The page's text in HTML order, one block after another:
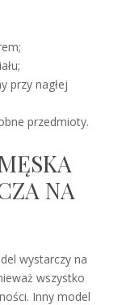
przy nagłej
przedmioty.
NA
wystarczy na
wszystko
Inny model